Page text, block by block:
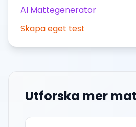
AI Mattegenerator
Skapa eget test
Utforska mer